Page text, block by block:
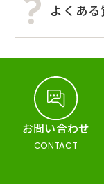
よくある
お問い合わせ
CONTACT